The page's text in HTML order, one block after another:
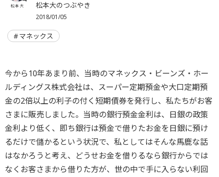
松本 大 松本大のつぶやき
2018/01/05
マネックス
今から10年あまり前、当時のマネックス・ビーンズ・ホー
ルディングス株式会社は、スーパー定期預金や大口定期預
金の2倍以上の利子の付く短期債券を発行し、私たちがお客
さまに販売しました。当時の銀行預金金利は、日銀の政策
金利より低く、即ち銀行は預金で借りたお金を日銀に預け
るだけで儲かるという状況で、私としてはそんな馬鹿な話
はなかろうと考え、どうせお金を借りるなら銀行からでは
なくお客さまから借りた方が、世の中で手に入らない利回